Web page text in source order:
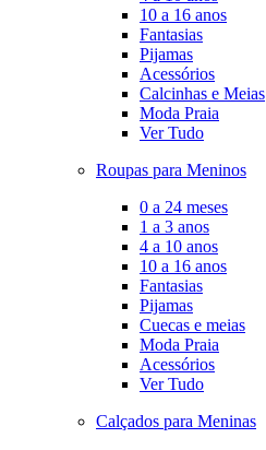
10 a 16 anos
Fantasias
Pijamas
Acessórios
Calcinhas e Meias
Moda Praia
Ver Tudo
Roupas para Meninos
0 a 24 meses
1 a 3 anos
4 a 10 anos
10 a 16 anos
Fantasias
Pijamas
Cuecas e meias
Moda Praia
Acessórios
Ver Tudo
Calçados para Meninas